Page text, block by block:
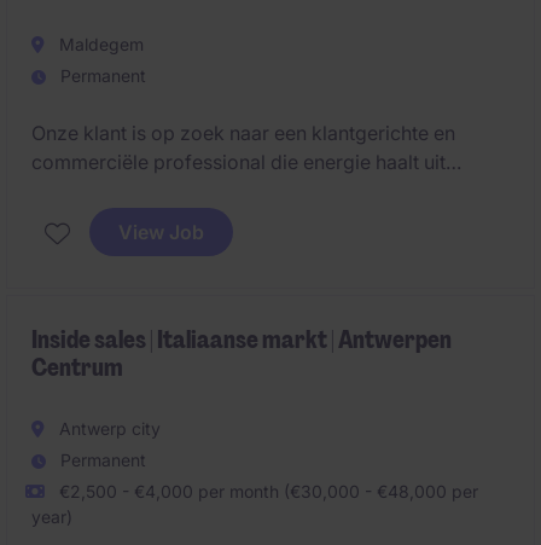
Maldegem
Permanent
Onze klant is op zoek naar een klantgerichte en
commerciële professional die energie haalt uit
orders. In deze rol ben je de spil tussen klanten en
interne afdelingen en zorg je ervoor dat elk dossier
View Job
Inside sales | Italiaanse markt | Antwerpen
Centrum
Antwerp city
Permanent
€2,500 - €4,000 per month (€30,000 - €48,000 per
year)